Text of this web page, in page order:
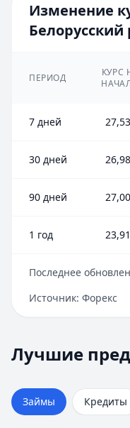
Изменение
Белорусский
ПЕРИОД
КУРС
7 дней 27,53
30 дней 26,98
90 дней 27,00
1 год 23,91
Последнее
Источник: Форекс
Кредиты — лучшие
Сумма:30 000–30 000
Срок: до180 мес.
Сумма:до 30 000 ₽
Рейтинг:4.7 (11
Cashiro— Займ
Лучшие
Займы Кредиты